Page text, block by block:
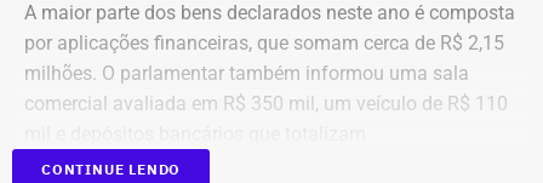
A maior parte dos bens declarados neste ano é composta
por aplicações financeiras, que somam cerca de R$ 2,15
milhões. O parlamentar também informou uma sala
comercial avaliada em R$ 350 mil, um veículo de R$ 110
aproximadamente R$ 51,6 mil.
CONTINUE LENDO